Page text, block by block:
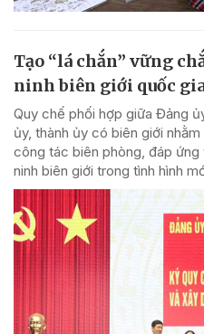
Tạo “lá chắn” vững
ninh biên giới quốc
Quy chế phối hợp giữa Đảng
ủy, thành ủy có biên giới
công tác biên phòng, đáp
ninh biên giới trong tình hình